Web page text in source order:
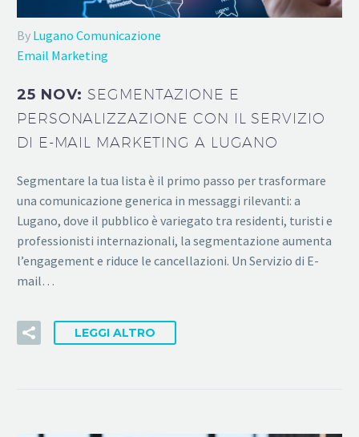
By Lugano Comunicazione
Email Marketing
25 NOV: SEGMENTAZIONE E
PERSONALIZZAZIONE CON IL SERVIZIO
DI E-MAIL MARKETING A LUGANO
Segmentare la tua lista è il primo passo per trasformare
una comunicazione generica in messaggi rilevanti: a
Lugano, dove il pubblico è variegato tra residenti, turisti e
professionisti internazionali, la segmentazione aumenta
l’engagement e riduce le cancellazioni. Un Servizio di E-
mail…
LEGGI ALTRO